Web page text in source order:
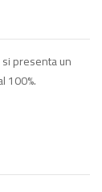
presenta un
100%.